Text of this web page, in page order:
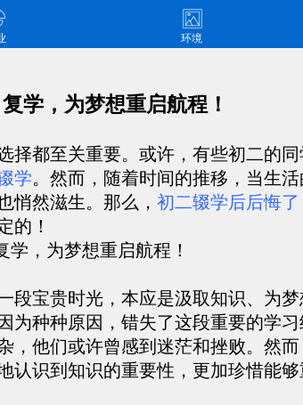
环境
学，为梦想重启航程！
择都至关重要。或许，有些初二的
学。然而，随着时间的推移，当生
悄然滋生。那么， 初二辍学后后悔
的！
段宝贵时光，本应是汲取知识、为
为种种原因，错失了这段重要的学
，他们或许曾感到迷茫和挫败。然
认识到知识的重要性，更加珍惜能